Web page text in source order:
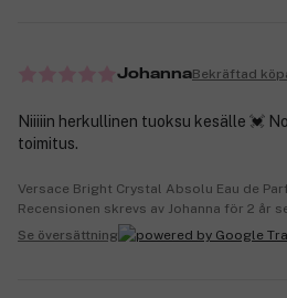
JohannaBekräftad
Niiiiin herkullinen tuoksu kesälle 💓
toimitus.
Versace Bright Crystal Absolu Eau de
Recensionen skrevs av Johanna för 2 år
Se översättning